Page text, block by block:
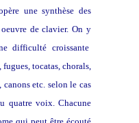
une synthèse des
de clavier. On y
difficulté croissante
tocatas, chorals,
canons etc. selon le cas
quatre voix. Chacune